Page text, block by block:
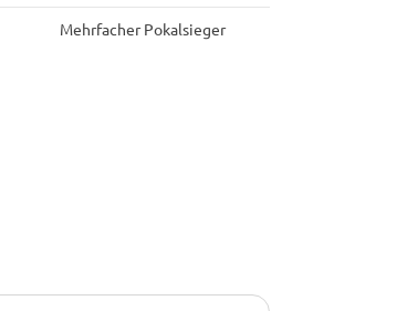
Mehrfacher Pokalsieger